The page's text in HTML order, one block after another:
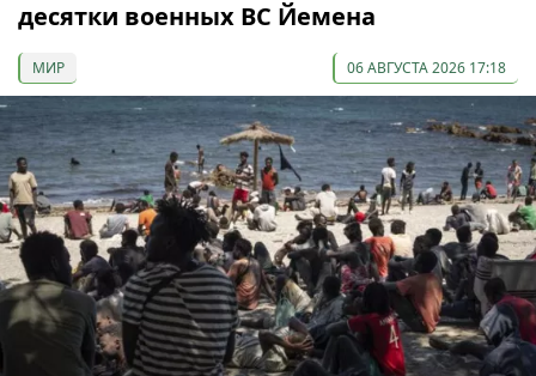
десятки военных ВС Йемена
МИР 06 АВГУСТА 2026 17:18